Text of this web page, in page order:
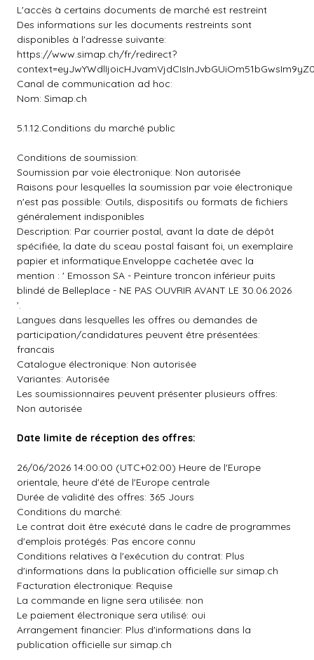
L'accès à certains documents de marché est restreint
Des informations sur les documents restreints sont
disponibles à l'adresse suivante:
https://www.simap.ch/fr/redirect?
Canal de communication ad hoc:
Nom: Simap.ch
5.1.12.Conditions du marché public
Conditions de soumission:
Soumission par voie électronique: Non autorisée
Raisons pour lesquelles la soumission par voie électronique
n'est pas possible: Outils, dispositifs ou formats de fichiers
généralement indisponibles
Description: Par courrier postal, avant la date de dépôt
spécifiée, la date du sceau postal faisant foi, un exemplaire
papier et informatique.Enveloppe cachetée avec la
mention : ' Emosson SA - Peinture troncon inférieur puits
blindé de Belleplace - NE PAS OUVRIR AVANT LE 30.06.2026
'.
Langues dans lesquelles les offres ou demandes de
participation/candidatures peuvent être présentées:
francais
Catalogue électronique: Non autorisée
Variantes: Autorisée
Les soumissionnaires peuvent présenter plusieurs offres:
Non autorisée
Date limite de réception des offres:
26/06/2026 14:00:00 (UTC+02:00) Heure de l'Europe
orientale, heure d'été de l'Europe centrale
Durée de validité des offres: 365 Jours
Conditions du marché:
Le contrat doit être exécuté dans le cadre de programmes
d'emplois protégés: Pas encore connu
Conditions relatives à l'exécution du contrat: Plus
d'informations dans la publication officielle sur simap.ch
Facturation électronique: Requise
La commande en ligne sera utilisée: non
Le paiement électronique sera utilisé: oui
Arrangement financier: Plus d'informations dans la
publication officielle sur simap.ch